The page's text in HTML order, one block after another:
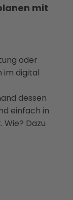
mit
oder
im digital
dessen
einfach in
Dazu